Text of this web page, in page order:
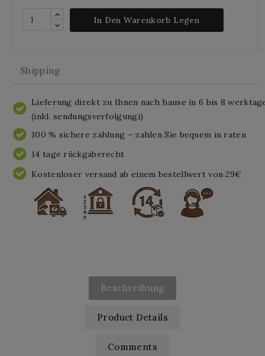
In Den Warenkorb Legen
Shipping
Lieferung direkt zu Ihnen nach hause in 6 bis 8
(inkl. sendungsverfolgungi)
100 % sichere zahlung – zahlen Sie bequem in raten
14 tage rückgaberecht
Kostenloser versand ab einem bestellwert von 29€
Beschreibung
Product Details
Comments